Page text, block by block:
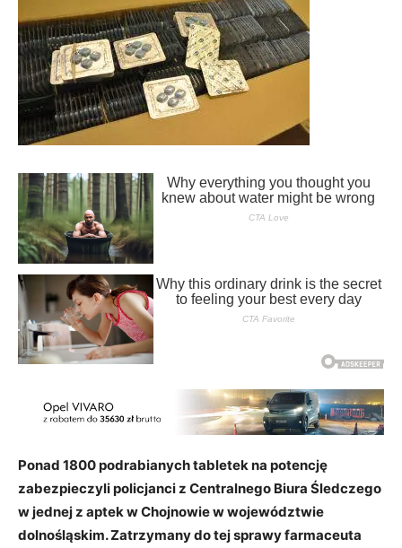
Ponad 1800 podrabianych tabletek na potencję
zabezpieczyli policjanci z Centralnego Biura Śledczego
w jednej z aptek w Chojnowie w województwie
dolnośląskim. Zatrzymany do tej sprawy farmaceuta